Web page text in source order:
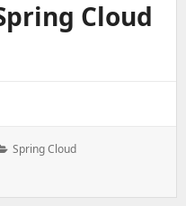
Cloud
分
Spring Cloud